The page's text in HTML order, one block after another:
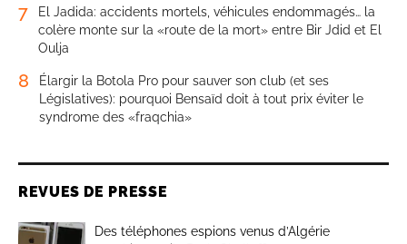
7
El Jadida: accidents mortels, véhicules endommagés… la
colère monte sur la «route de la mort» entre Bir Jdid et El
Oulja
8
Élargir la Botola Pro pour sauver son club (et ses
Législatives): pourquoi Bensaïd doit à tout prix éviter le
syndrome des «fraqchia»
REVUES DE PRESSE
Des téléphones espions venus d’Algérie